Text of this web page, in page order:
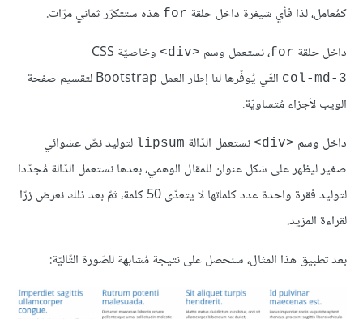
كمُعامل، لذا فأي شيفرة داخل حلقة for هذه ستتكرّر ثماني مرّات.
داخل حلقة for، نستعمل وسم <div> وخاصيّة CSS
col-md-3
التّي يُوفّرها لنا إطار العمل Bootstrap لتقسيم صفحة
الويب لأجزاء مُتساويّة.
داخل وسم <div> نستعمل الدّالة lipsum لتوليد نصّ عشوائي
صغير ليظهر على شكل عنوان للمقال الوهمي، بعدها نستعمل الدّالة مُجدّدا
لتوليد فقرة واحدة عدد كلماتها لا يتعدّى 50 كلمة، ثمّ بعد ذلك نعرض زرّا
لقراءة المزيد.
بعد تطبيق هذا المثال، سنحصل على نتيجة مُشابهة للصّورة التّاليّة: